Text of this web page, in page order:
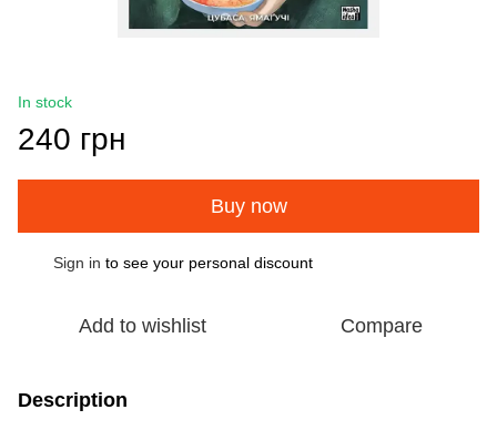
In stock
240 грн
Buy now
Sign in to see your personal discount
Add to wishlist Compare
Description